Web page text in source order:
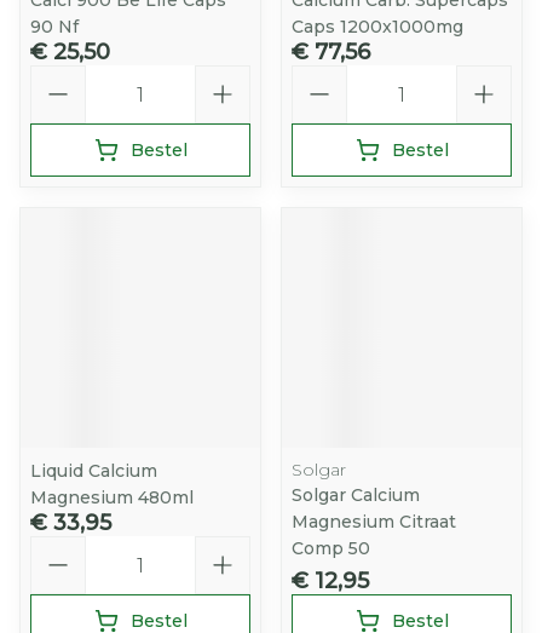
90 Nf
€ 25,50
Bestel
Caps 1200x1000mg
€ 77,56
Bestel
Liquid Calcium
Magnesium 480ml
€ 33,95
Bestel
Solgar
Solgar Calcium
Magnesium Citraat
Comp 50
€ 12,95
Bestel